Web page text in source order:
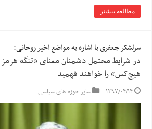
مطالعه بیشتر
سرلشکر جعفری با اشاره به مواضع اخیر روحانی:
در شرایط محتمل دشمنان معنای «تنگه هرمز
هیچ‌کس» را خواهند فهمید
۱۳۹۷/۰۴/۱۴ سایر حوزه های سیاسی